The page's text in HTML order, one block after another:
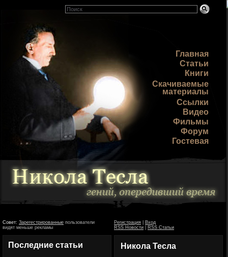
Главная
Статьи
Книги
Скачиваемые
материалы
Ссылки
Видео
Фильмы
Форум
Гостевая
Совет: Зарегестрированные пользователи
видят меньше рекламы
Регистрация
Вход
RSS Новости
RSS Статьи
Последние статьи Никола Тесла